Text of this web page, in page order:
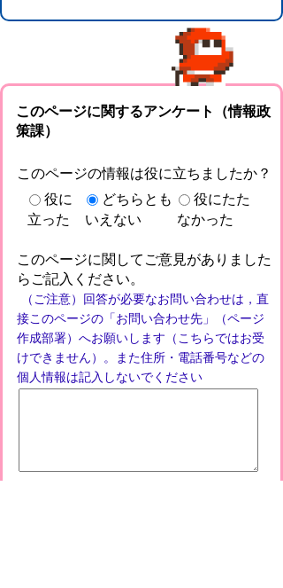
このページに関するアンケート（情報政
策課）
このページの情報は役に立ちましたか？
役に
立った
どちらとも
いえない
役にたた
なかった
このページに関してご意見がありました
らご記入ください。
（ご注意）回答が必要なお問い合わせは，直
接このページの「お問い合わせ先」（ページ
作成部署）へお願いします（こちらではお受
けできません）。また住所・電話番号などの
個人情報は記入しないでください